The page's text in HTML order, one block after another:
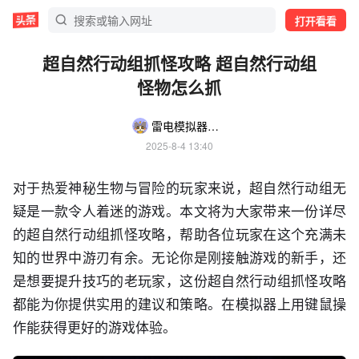
打开看看
超自然行动组抓怪攻略 超自然行动组
怪物怎么抓
雷电模拟器游戏攻略菌
2025-8-4 13:40
对于热爱神秘生物与冒险的玩家来说，超自然行动组无
疑是一款令人着迷的游戏。本文将为大家带来一份详尽
的超自然行动组抓怪攻略，帮助各位玩家在这个充满未
知的世界中游刃有余。无论你是刚接触游戏的新手，还
是想要提升技巧的老玩家，这份超自然行动组抓怪攻略
都能为你提供实用的建议和策略。在模拟器上用键鼠操
作能获得更好的游戏体验。